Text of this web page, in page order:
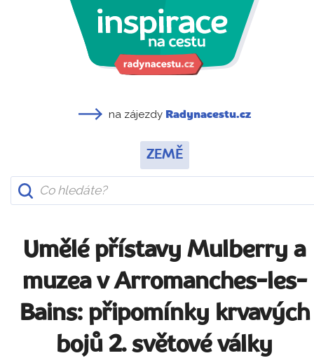
na zájezdy Radynacestu.cz
ZEMĚ
Umělé přístavy Mulberry a
muzea v Arromanches-les-
Bains: připomínky krvavých
bojů 2. světové války